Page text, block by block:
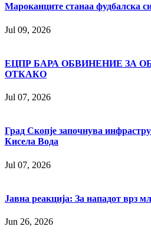
Мароканците станаа фудбалска
Jul 09, 2026
ЕЦПР БАРА ОБВИНЕНИЕ ЗА
ОТКАКО
Jul 07, 2026
Град Скопје започнува
Кисела Вода
Jul 07, 2026
Јавна реакција: Зa нападот врз
Jun 26, 2026